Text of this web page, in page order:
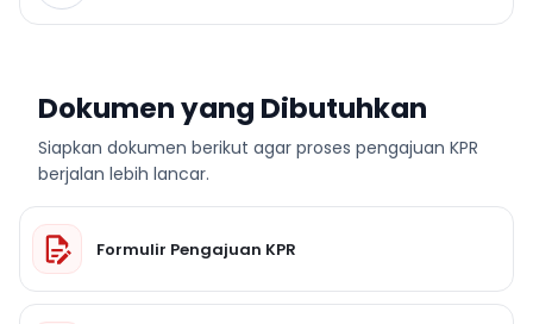
Dokumen yang Dibutuhkan
Siapkan dokumen berikut agar proses pengajuan KPR
berjalan lebih lancar.
Formulir Pengajuan KPR